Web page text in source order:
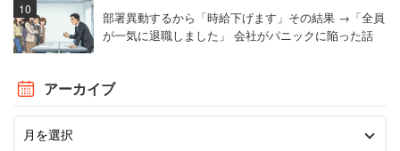
部署異動するから「時給下げます」その結果 →「全員
が一気に退職しました」 会社がパニックに陥った話
アーカイブ